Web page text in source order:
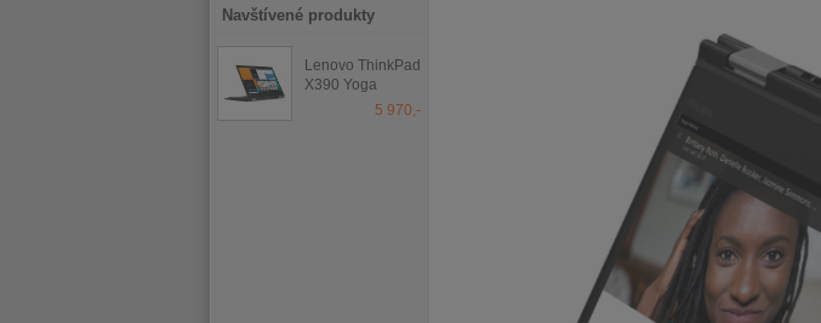
Navštívené produkty
Lenovo ThinkPad
X390 Yoga
5 970,-